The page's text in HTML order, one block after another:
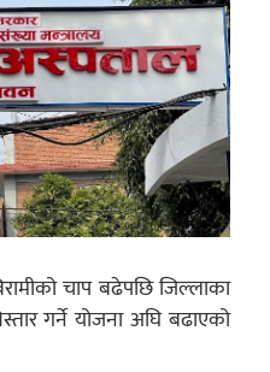
चाप बढेपछि जिल्लाका
गर्ने योजना अघि बढाएको